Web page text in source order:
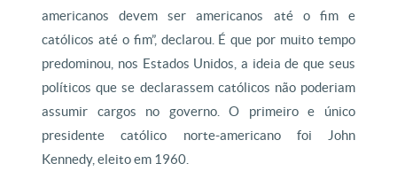
americanos devem ser americanos até o fim e
católicos até o fim”, declarou. É que por muito tempo
predominou, nos Estados Unidos, a ideia de que seus
políticos que se declarassem católicos não poderiam
assumir cargos no governo. O primeiro e único
presidente católico norte-americano foi John
Kennedy, eleito em 1960.